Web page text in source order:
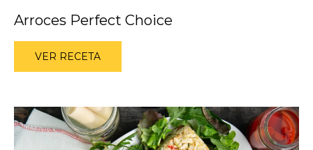
Arroces Perfect Choice
VER RECETA